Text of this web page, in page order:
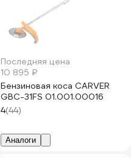
Последняя цена
10 895 ₽
Бензиновая коса CARVER
GBC-31FS 01.001.00016
4(44)
Аналоги